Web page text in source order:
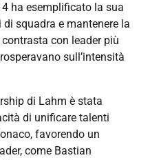
ha esemplificato la sua
squadra e mantenere la
con leader più
sull’intensità
di Lahm è stata
di unificare talenti
favorendo un
come Bastian